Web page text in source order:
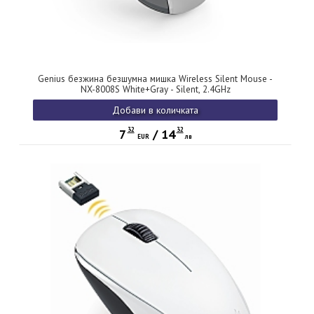
Genius безжина безшумна мишка Wireless Silent Mouse -
NX-8008S White+Gray - Silent, 2.4GHz
Добави в количката
7 32
EUR/ 14 32
лв